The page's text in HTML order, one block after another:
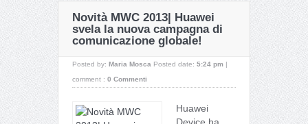
Novità MWC 2013| Huawei
svela la nuova campagna di
comunicazione globale!
Posted by: Maria Mosca Posted date: 5:24 pm |
comment : 0 Commenti
Huawei
Device ha